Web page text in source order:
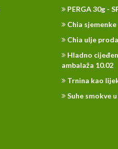
PERGA 30g -
Chia
Chia ulje
Hladno
ambalaža 10.02
Trnina kao
Suhe smokve